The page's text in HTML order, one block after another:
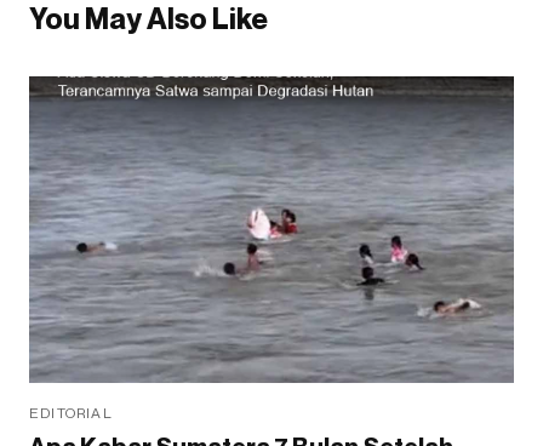
You May Also Like
EDITORIAL